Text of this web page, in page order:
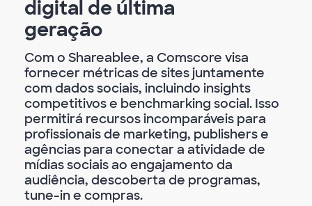
digital de última
geração
Com o Shareablee, a Comscore visa
fornecer métricas de sites juntamente
com dados sociais, incluindo insights
competitivos e benchmarking social. Isso
permitirá recursos incomparáveis para
profissionais de marketing, publishers e
agências para conectar a atividade de
mídias sociais ao engajamento da
audiência, descoberta de programas,
tune-in e compras.